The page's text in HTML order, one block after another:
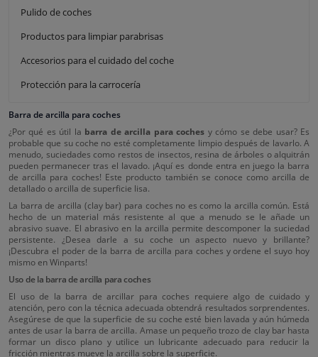
Pulido de coches
Productos para limpiar parabrisas
Accesorios para el cuidado del coche
Protección para la carrocería
Barra de arcilla para coches
¿Por qué es útil la barra de arcilla para coches y cómo se debe usar? Es
probable que su coche no esté completamente limpio después de lavarlo. A
menudo, suciedades como restos de insectos, resina de árboles o alquitrán
pueden permanecer tras el lavado. ¡Aquí es donde entra en juego la barra
de arcilla para coches! Este producto también se conoce como arcilla de
detallado o arcilla de superficie lisa.
La barra de arcilla (clay bar) para coches no es como la arcilla común. Está
hecho de un material más resistente al que a menudo se le añade un
abrasivo suave. El abrasivo en la arcilla permite descomponer la suciedad
persistente. ¿Desea darle a su coche un aspecto nuevo y brillante?
¡Descubra el poder de la barra de arcilla para coches y ordene el suyo hoy
mismo en Winparts!
Uso de la barra de arcilla para coches
El uso de la barra de arcillar para coches requiere algo de cuidado y
atención, pero con la técnica adecuada obtendrá resultados sorprendentes.
Asegúrese de que la superficie de su coche esté bien lavada y aún húmeda
antes de usar la barra de arcilla. Amase un pequeño trozo de clay bar hasta
formar un disco plano y utilice un lubricante adecuado para reducir la
fricción mientras mueve la arcilla sobre la superficie.